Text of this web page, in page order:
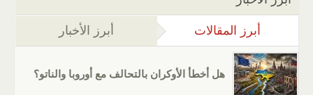
أبرز المقالات (علامة التبويب النشطة)
أبرز الأخبار
هل أخطأ الأوكران بالتحالف مع أوروبا والناتو؟